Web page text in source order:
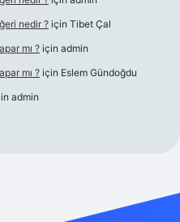
nedir ? için Tibet Çal
mı ?için admin
mı ?için Eslem Gündoğdu
admin